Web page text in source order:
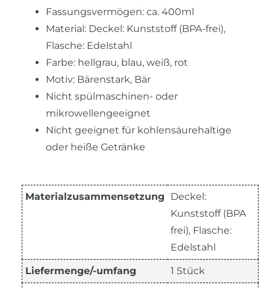
Fassungsvermögen: ca. 400ml
Material: Deckel: Kunststoff (BPA-frei),
Flasche: Edelstahl
Farbe: hellgrau, blau, weiß, rot
Motiv: Bärenstark, Bär
Nicht spülmaschinen- oder
mikrowellengeeignet
Nicht geeignet für kohlensäurehaltige
oder heiße Getränke
Materialzusammensetzung
Deckel:
Kunststoff (BPA
frei), Flasche:
Edelstahl
Liefermenge/-umfang 1 Stück